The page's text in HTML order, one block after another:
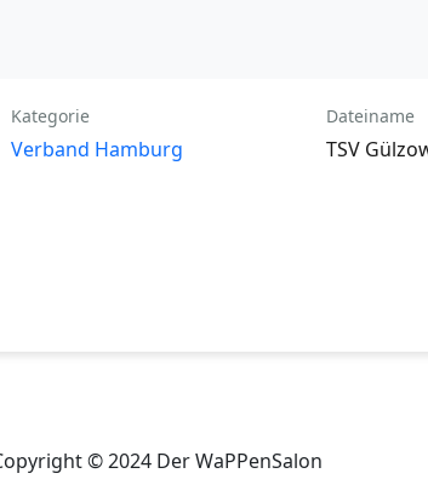
Kategorie
Verband Hamburg
Dateiname
TSV
© 2024 Der WaPPenSalon